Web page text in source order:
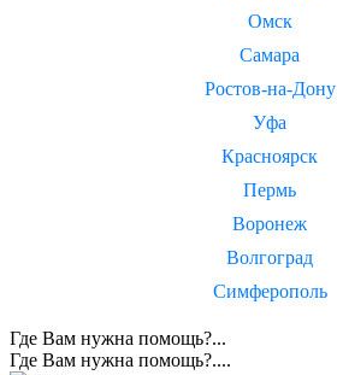
Омск
Самара
Ростов-на-Дону
Уфа
Красноярск
Пермь
Воронеж
Волгоград
Симферополь
Где Вам нужна помощь?...
Где Вам нужна помощь?....